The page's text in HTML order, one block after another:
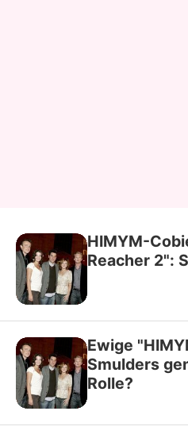
HIMYM-
Reacher 2":
Ewige
Smulders
Rolle?